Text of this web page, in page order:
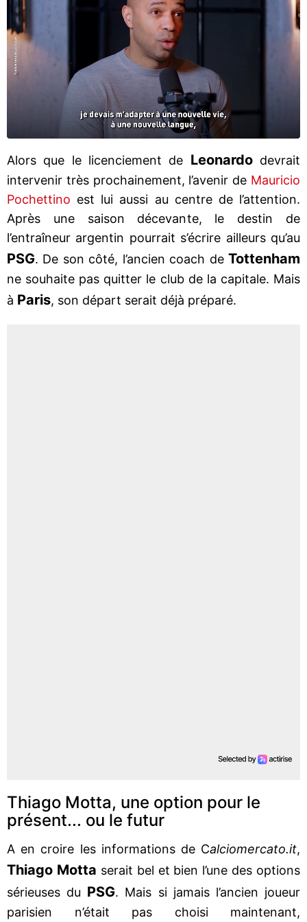
Alors que le licenciement de Leonardodevrait
intervenir très prochainement, l’avenir de Mauricio
Pochettino est lui aussi au centre de l’attention.
Après une saison décevante, le destin de
l’entraîneur argentin pourrait s’écrire ailleurs qu’au
PSG. De son côté, l’ancien coach de Tottenham
ne souhaite pas quitter le club de la capitale. Mais
à Paris, son départ serait déjà préparé.
Thiago Motta, une option pour le
présent... ou le futur
A en croire les informations de Calciomercato.it,
Thiago Motta serait bel et bien l’une des options
sérieuses du PSG. Mais si jamais l’ancien joueur
parisien n’était pas choisi maintenant,